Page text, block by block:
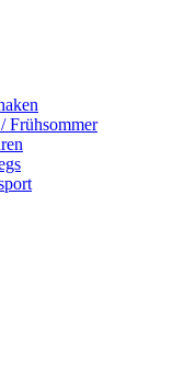
Frühsommer